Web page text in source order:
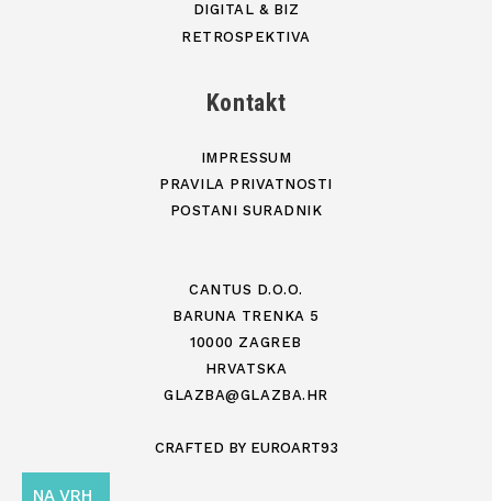
DIGITAL & BIZ
RETROSPEKTIVA
Kontakt
IMPRESSUM
PRAVILA PRIVATNOSTI
POSTANI SURADNIK
CANTUS D.O.O.
BARUNA TRENKA 5
10000 ZAGREB
HRVATSKA
GLAZBA@GLAZBA.HR
CRAFTED BY EUROART93
NA VRH